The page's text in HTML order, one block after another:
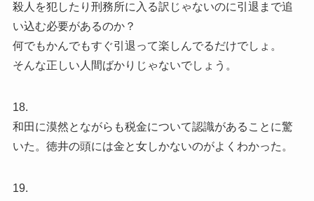
殺人を犯したり刑務所に入る訳じゃないのに引退まで追
い込む必要があるのか？
何でもかんでもすぐ引退って楽しんでるだけでしょ。
そんな正しい人間ばかりじゃないでしょう。
18.
和田に漠然とながらも税金について認識があることに驚
いた。徳井の頭には金と女しかないのがよくわかった。
19.